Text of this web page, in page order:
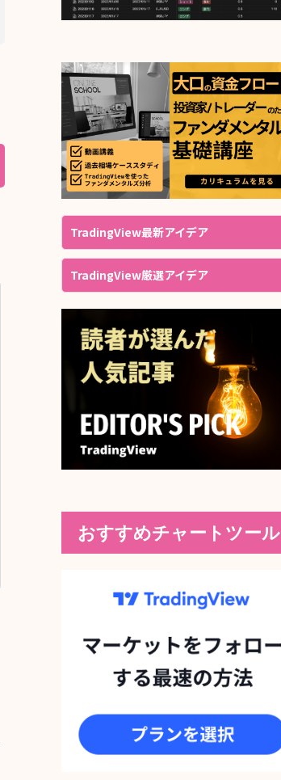
TradingView最新アイデア
TradingView厳選アイデア
おすすめチャートツール